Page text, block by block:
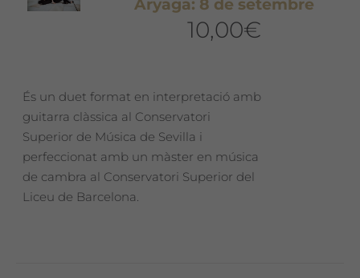
Aryaga: 8 de setembre
10,00€
És un duet format en interpretació amb
guitarra clàssica al Conservatori
Superior de Música de Sevilla i
perfeccionat amb un màster en música
de cambra al Conservatori Superior del
Liceu de Barcelona.